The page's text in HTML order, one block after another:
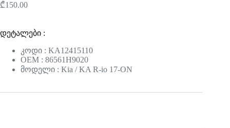
₾150.00
დეტალები :
კოდი : KA12415110
OEM : 86561H9020
მოდელი : Kia / KA R-io 17-ON